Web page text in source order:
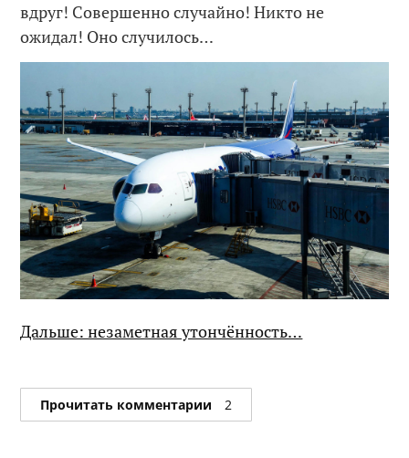
вдруг! Совершенно случайно! Никто не
ожидал! Оно случилось…
Дальше: незаметная утончённость…
Прочитать комментарии 2